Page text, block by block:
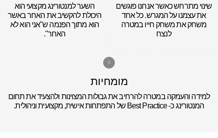
שינוי מתרחש כאשר אנחנו פוגשים
את עצמנו על המגרש. כל אחד
משחק את משחק חייו במטרה
לנצח
השער למנטורינג מקצועי הוא
היכולת להקשיב את האחר באשר
הוא מתוך הפנמה ש"אני הוא לא
האחר".
מומחיות
למידה והעמקה במטרה להרחיב את גבולות המצוינות ולהצעיד את תחום
המנטורינג כ- Best Practice של התפתחות אישית, מקצועית וניהולית.